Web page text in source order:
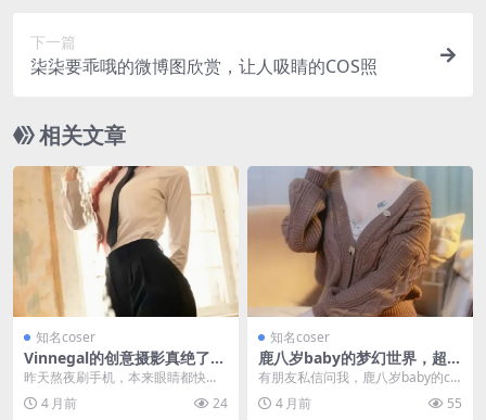
下一篇
柒柒要乖哦的微博图欣赏，让人吸睛的COS照
相关文章
知名coser
Vinnegal的创意摄影真绝了，
电锯人COS神还原
昨天熬夜刷手机，本来眼睛都快睁
不开了。结果刷到Vinnegal那组电
锯人的cos...
4 月前 24
知名coser
鹿八岁baby的梦幻世界，超治
愈cosplay美图下载攻略
有朋友私信问我，鹿八岁baby的co
splay美图去哪下、怎么存、存了怎
么分类。...
4 月前 55